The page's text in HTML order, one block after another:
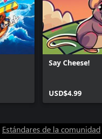
Say Cheese!
USD$4.99
Estándares de la comunidad